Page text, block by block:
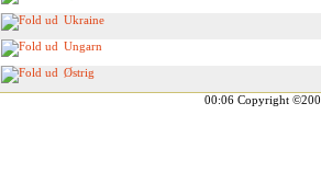
Ukraine
Ungarn
Østrig
00:06Copyright